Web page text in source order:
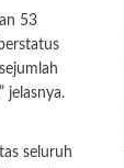
53
jelasnya.
seluruh